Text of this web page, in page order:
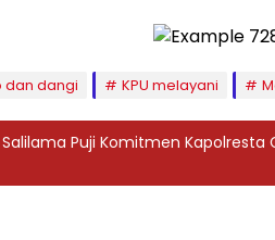
dan dangi KPU melayani
Puji Komitmen